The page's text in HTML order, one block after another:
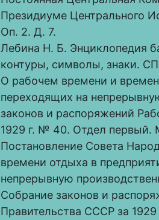
Президиуме Центрального
Оп. 2. Д. 7.
Лебина Н. Б. Энциклопедия
контуры, символы, знаки.
О рабочем времени и
переходящих на
законов и распоряжений
1929 г. № 40. Отдел первый.
Постановление Совета
времени отдыха в
непрерывную
Собрание законов и
Правительства СССР за